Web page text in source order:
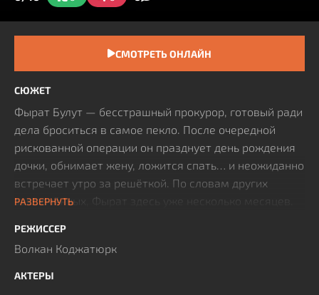
СМОТРЕТЬ ОНЛАЙН
СЮЖЕТ
Фырат Булут — бесстрашный прокурор, готовый ради
дела броситься в самое пекло. После очередной
рискованной операции он празднует день рождения
дочки, обнимает жену, ложится спать… и неожиданно
встречает утро за решёткой. По словам других
заключённых, Фырат здесь уже несколько месяцев.
собственной семьи. Оказывается, бывший прокурор
перешёл дорогу опасному и безумному преступнику
из богатейшей семьи Турции. Их напряжённая дуэль
РАЗВЕРНУТЬ
РЕЖИССЕР
Волкан Коджатюрк
АКТЕРЫ